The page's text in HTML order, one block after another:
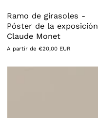
Ramo de girasoles -
Póster de la exposición
Claude Monet
Precio
habitual
A partir de €20,00 EUR